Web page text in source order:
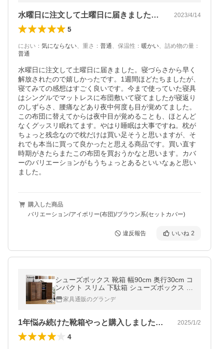
水曜日に注文して土曜日に届きました。寝… 2023/4/14
5
におい ： 気にならない、 重さ ： 普通、 保温性 ： 暖かい、 詰め物の量 ：
普通
水曜日に注文して土曜日に届きました。寝づらさから早く
解放されたので嬉しかったです。1週間ほどたちましたが、
寝てみての感想はすごく良いです。今まで使っていた寝具
はシングルでマットレスに布団敷いて寝てましたが寝返り
のしずらさ、腰痛などあり夜中何度も目が覚めてました。
この布団に替えてからは夜中目が覚めることも、ほとんど
なくグッスリ眠れてます。やはり睡眠は大事ですね。枕が
ちょっと残念なので枕だけは買い足そうと思いますが、そ
れでも本当に買って良かったと思える商品です。買い直す
時期がきたらまたこの布団を買おうかなと思います。カバ
ーのバリエーションがもうちょっとあるといいなぁと思い
ました。
購入した商品
バリエーション/アイボリー(布団)/ブラウン系(セットカバー)
違反報告 いいね 2
シューズボックス 靴箱 幅90cm 奥行30cm コ
ンパクト スリム 下駄箱 シューズボックス 収
納棚 ルーバー 可動棚 玄関収納 靴棚 収納 棚
ラック
家具通販のグランデ
1年悩み続けた靴箱やっと購入しました。… 2025/1/2
4